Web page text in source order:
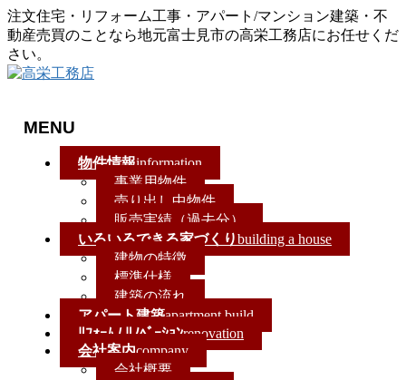
注文住宅・リフォーム工事・アパート/マンション建築・不
動産売買のことなら地元富士見市の高栄工務店にお任せくだ
さい。
MENU
物件情報information
事業用物件
売り出し中物件
販売実績（過去分）
いろいろできる家づくりbuilding a house
建物の特徴
標準仕様
建築の流れ
アパート建築apartment build
ﾘﾌｫｰﾑ / ﾘﾉﾍﾞｰｼｮﾝrenovation
会社案内company
会社概要